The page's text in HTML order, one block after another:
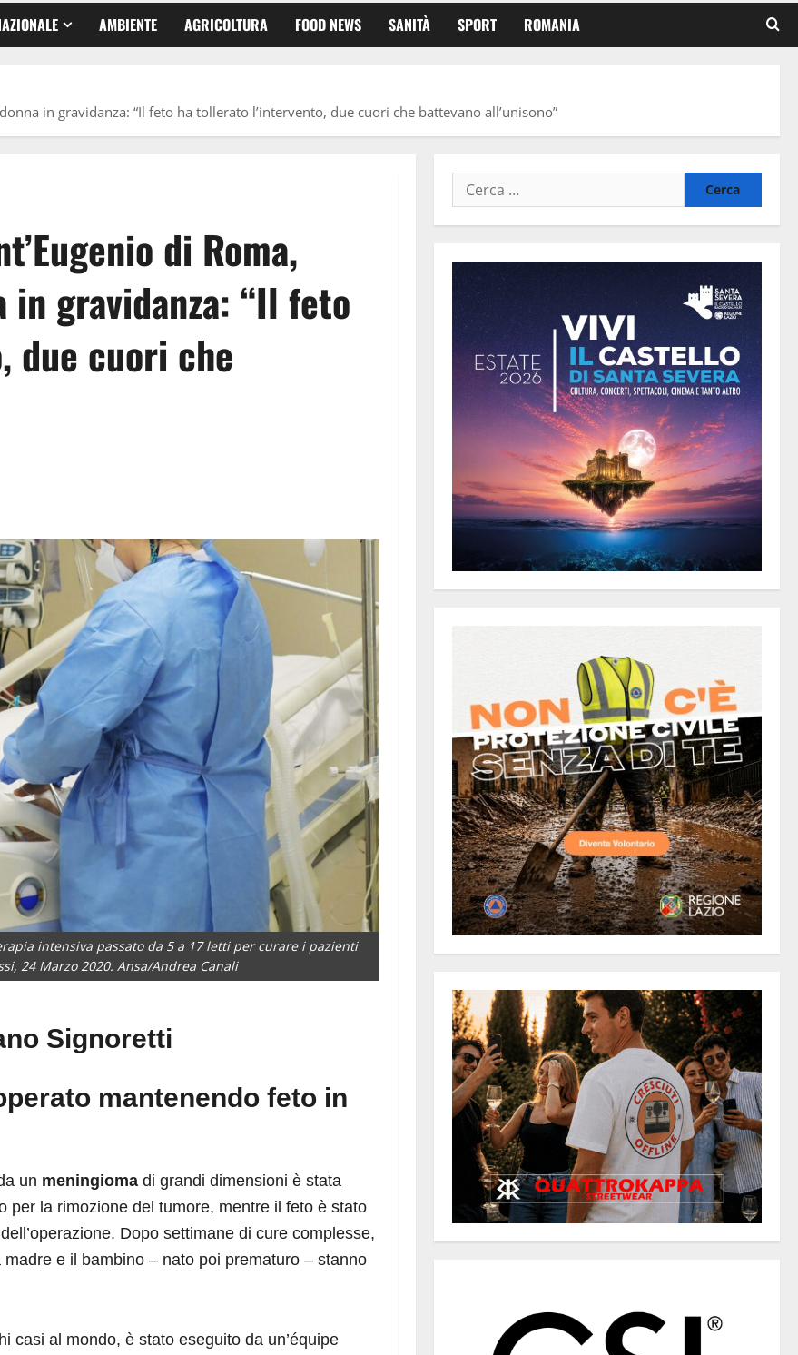
AMBIENTE AGRICOLTURA FOOD NEWS SANITÀ SPORT ROMANIA
in gravidanza: “Il feto ha tollerato l’intervento, due cuori che battevano all’unisono”
di Roma,
in gravidanza: “Il feto
due cuori che
intensiva passato da 5 a 17 letti per curare i pazienti
24 Marzo 2020. Ansa/Andrea Canali
Signoretti
mantenendo feto in
un meningioma di grandi dimensioni è stata
per la rimozione del tumore, mentre il feto è stato
Dopo settimane di cure complesse,
e il bambino – nato poi prematuro – stanno
casi al mondo, è stato eseguito da un’équipe
Ricerca
per: